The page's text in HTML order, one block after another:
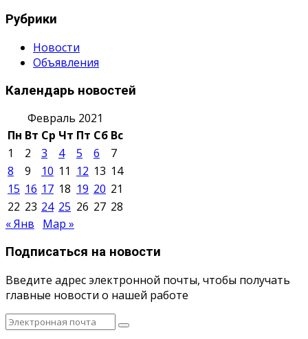
Рубрики
Новости
Объявления
Календарь новостей
Февраль 2021
Пн Вт Ср Чт Пт Сб Вс
1
2 3 4 5 6
7
8
9 10 11 12 13 14
15 16 17 18 19 20 21
22 23 24 25 26 27 28
« Янв
Мар »
Подписаться на новости
Введите адрес электронной почты, чтобы получать
главные новости о нашей работе